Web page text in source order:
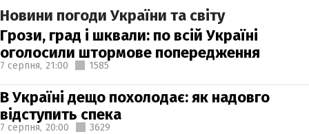
Новини погоди України та світу
Грози, град і шквали: по всій Україні
оголосили штормове попередження
7 серпня, 21:00 1585
В Україні дещо похолодає: як надовго
відступить спека
7 серпня, 20:00 3629